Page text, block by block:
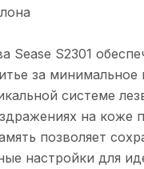
Sease S2301
за минимальное
системе
на коже
позволяет
настройки для